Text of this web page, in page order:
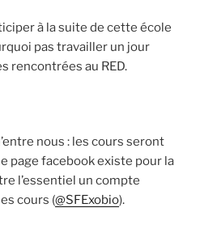
à la suite de cette école
pas travailler un jour
rencontrées au RED.
nous : les cours seront
page facebook existe pour la
l’essentiel un compte
cours (@SFExobio).